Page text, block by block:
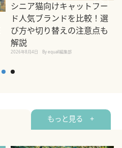
シニア猫向けキャットフー
ド人気ブランドを比較！選
び方や切り替えの注意点も
解説
2026年8月4日 By equall編集部
もっと見る +